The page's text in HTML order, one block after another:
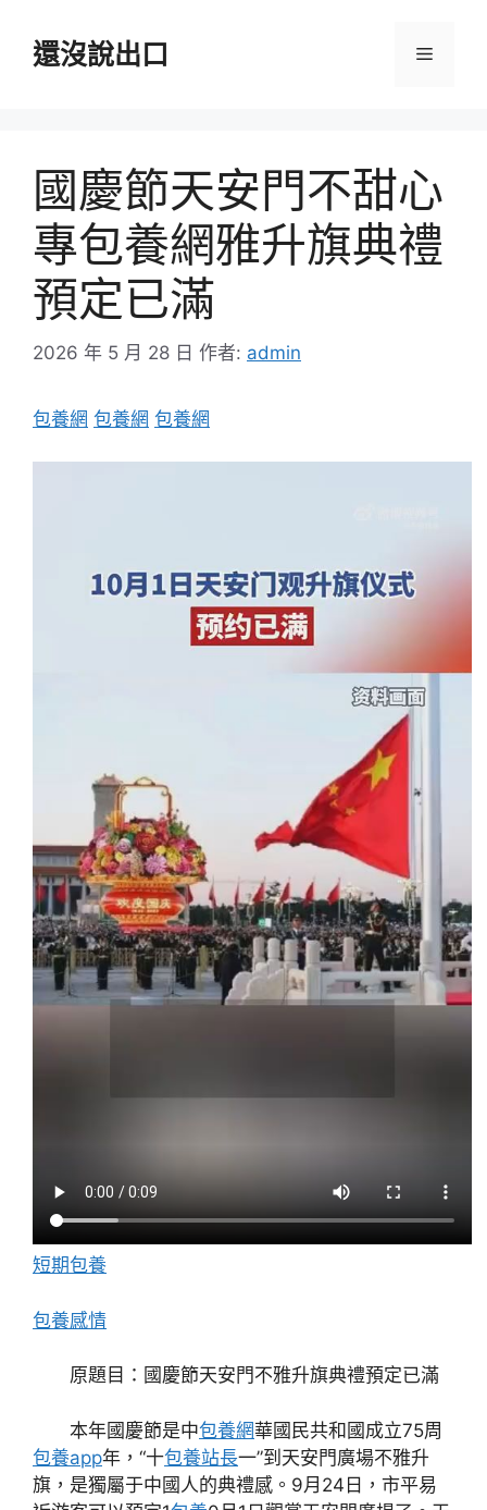
還沒說出口 選
國慶節天安門不甜心
專包養網雅升旗典禮
預定已滿
2026 年 5 月 28 日 作者: admin
包養網 包養網 包養網
短期包養
包養感情
原題目：國慶節天安門不雅升旗典禮預定已滿
本年國慶節是中包養網華國民共和國成立75周
包養app年，“十包養站長一”到天安門廣場不雅升
旗，是獨屬于中國人的典禮感。9月24日，市平易